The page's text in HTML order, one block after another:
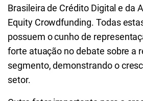
Brasileira de Crédito Digital e da
Equity Crowdfunding. Todas
possuem o cunho de
forte atuação no debate sobre a
segmento, demonstrando o
setor.